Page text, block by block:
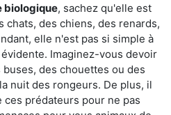
biologique, sachez qu'elle est
chats, des chiens, des renards,
elle n'est pas si simple à
Imaginez-vous devoir
des chouettes ou des
nuit des rongeurs. De plus, il
prédateurs pour ne pas